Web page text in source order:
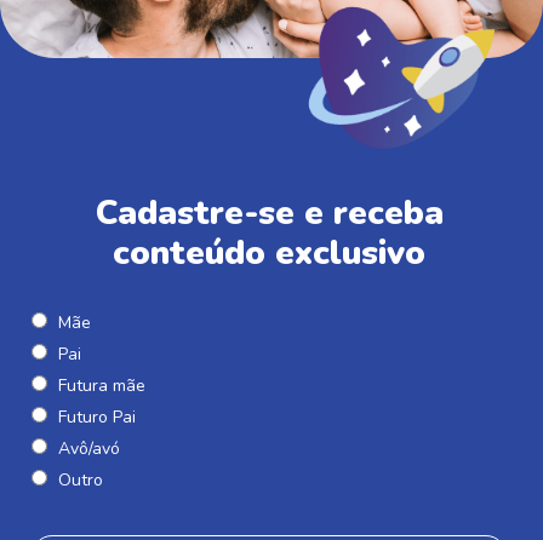
Cadastre-se e receba
conteúdo exclusivo
Mãe
Pai
Futura mãe
Futuro Pai
Avô/avó
Outro